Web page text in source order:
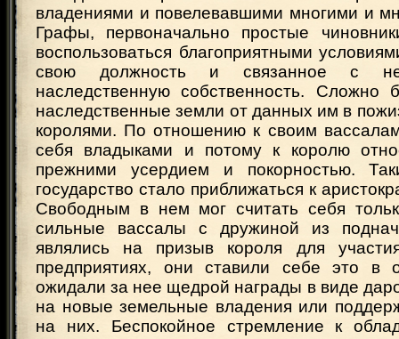
владениями и повелевавшими многими и
Графы, первоначально простые
воспользоваться благоприятными
свою должность и связанное с
наследственную собственность. Сложно
наследственные земли от данных им в
королями. По отношению к своим
себя владыками и потому к королю
прежними усердием и покорностью.
государство стало приближаться к
Свободным в нем мог считать себя
сильные вассалы с дружиной из
являлись на призыв короля для
предприятиях, они ставили себе это в
ожидали за нее щедрой награды в виде
на новые земельные владения или
на них. Беспокойное стремление к